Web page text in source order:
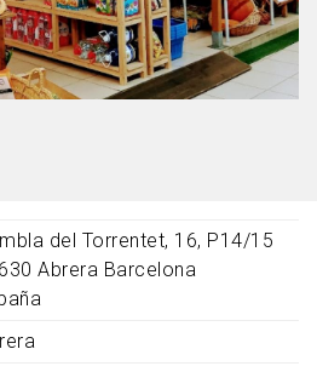
del Torrentet, 16, P14/15
Abrera Barcelona